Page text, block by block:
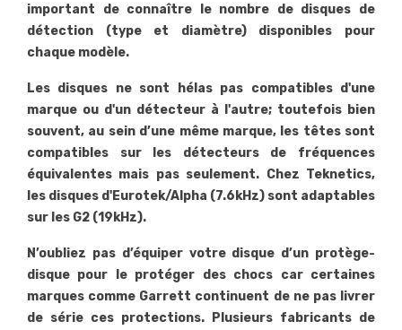
important de connaître le nombre de disques de
détection (type et diamètre) disponibles pour
chaque modèle.
Les disques ne sont hélas pas compatibles d'une
marque ou d'un détecteur à l'autre; toutefois bien
souvent, au sein d’une même marque, les têtes sont
compatibles sur les détecteurs de fréquences
équivalentes mais pas seulement. Chez Teknetics,
les disques d'Eurotek/Alpha (7.6kHz) sont adaptables
sur les G2 (19kHz).
N’oubliez pas d’équiper votre disque d’un protège-
disque pour le protéger des chocs car certaines
marques comme Garrett continuent de ne pas livrer
de série ces protections. Plusieurs fabricants de